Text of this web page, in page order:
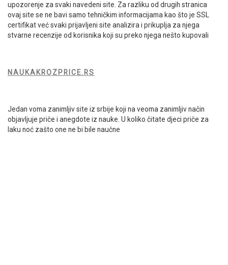
upozorenje za svaki navedeni site. Za razliku od drugih stranica
ovaj site se ne bavi samo tehničkim informacijama kao što je SSL
certifikat već svaki prijavljeni site analizira i prikuplja za njega
stvarne recenzije od korisnika koji su preko njega nešto kupovali
NAUKAKROZPRICE.RS
Jedan voma zanimljiv site iz srbije koji na veoma zanimljiv način
objavljuje priče i anegdote iz nauke. U koliko čitate djeci priče za
laku noć zašto one ne bi bile naučne